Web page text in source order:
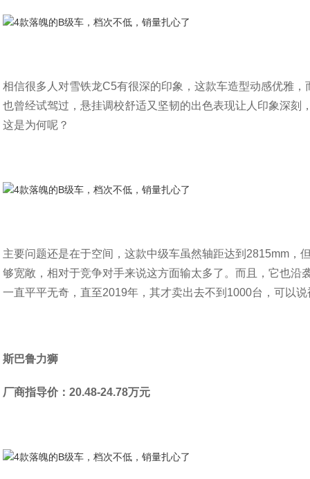
相信很多人对雪铁龙C5有很深的印象，这款车造型动感优雅
也曾经试驾过，悬挂调校舒适又坚韧的出色表现让人印象深
这是为何呢？
主要问题还是在于空间，这款中级车虽然轴距达到2815mm
够宽敞，相对于竞争对手来说这方面输太多了。而且，它也沿
一直平平无奇，直至2019年，其才卖出去不到1000台，可以
斯巴鲁力狮
厂商指导价：20.48-24.78万元